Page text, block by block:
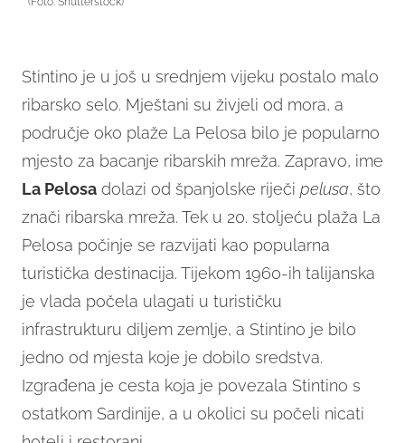
Stintino je u još u srednjem vijeku postalo malo
ribarsko selo. Mještani su živjeli od mora, a
područje oko plaže La Pelosa bilo je popularno
mjesto za bacanje ribarskih mreža. Zapravo, ime
La Pelosa dolazi od španjolske riječi pelusa, što
znači ribarska mreža. Tek u 20. stoljeću plaža La
Pelosa počinje se razvijati kao popularna
turistička destinacija. Tijekom 1960-ih talijanska
je vlada počela ulagati u turističku
infrastrukturu diljem zemlje, a Stintino je bilo
jedno od mjesta koje je dobilo sredstva.
Izgrađena je cesta koja je povezala Stintino s
ostatkom Sardinije, a u okolici su počeli nicati